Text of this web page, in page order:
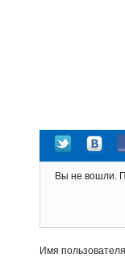
Вы не вошли.
Имя